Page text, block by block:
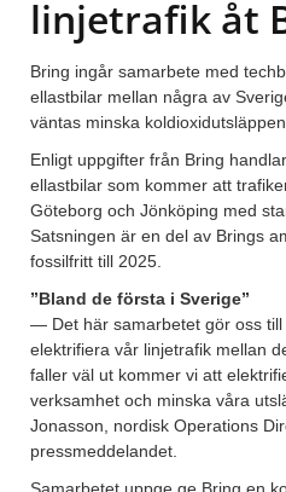
linjetrafik åt
Bring ingår samarbete med
ellastbilar mellan några av
väntas minska
Enligt uppgifter från Bring
ellastbilar som kommer att
Göteborg och Jönköping med
Satsningen är en del av Brings
fossilfritt till 2025.
”Bland de första i Sverige”
— Det här samarbetet gör oss
elektrifiera vår linjetrafik mellan
faller väl ut kommer vi att
verksamhet och minska våra
Jonasson, nordisk Operations
pressmeddelandet.